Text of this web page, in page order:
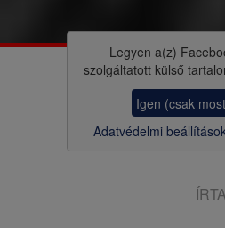
n
i
o Legyen a(z)
szolgáltatott külső
Igen (csak
Adatvédelmi